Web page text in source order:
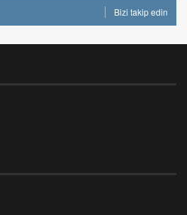
Bizi takip edin